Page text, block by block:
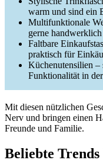
warm und sind ein
Multifunktionale
gerne
Faltbare
praktisch für
Küchenutensilien –
Funktionalität in
Mit diesen nützlichen
Nerv und bringen einen
Freunde und Familie.
Beliebte Trends